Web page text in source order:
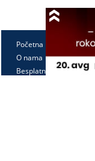
Početna
O nama
Besplatno